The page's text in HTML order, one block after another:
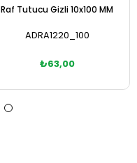
Raf Tutucu Gizli 10x100 MM
ADRA1220_100
₺63,00